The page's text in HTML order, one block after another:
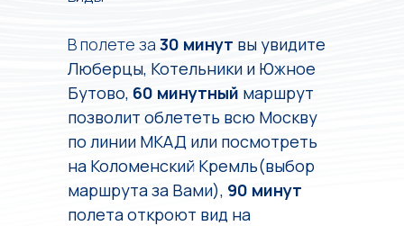
В полете за 30 минут вы увидите
Люберцы, Котельники и Южное
Бутово, 60 минутный маршрут
позволит облететь всю Москву
по линии МКАД или посмотреть
на Коломенский Кремль(выбор
маршрута за Вами), 90 минут
полета откроют вид на